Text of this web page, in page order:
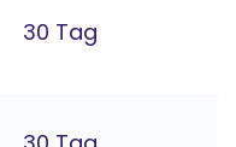
30 Tag